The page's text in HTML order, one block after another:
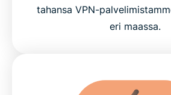
tahansa VPN-
eri maassa.